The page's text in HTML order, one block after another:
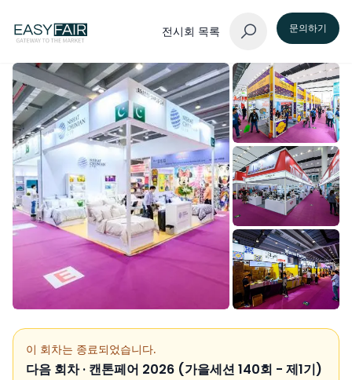
전시회 목록 문의하기
이 회차는 종료되었습니다.
다음 회차 · 캔톤페어 2026 (가을세션 140회 - 제1기)